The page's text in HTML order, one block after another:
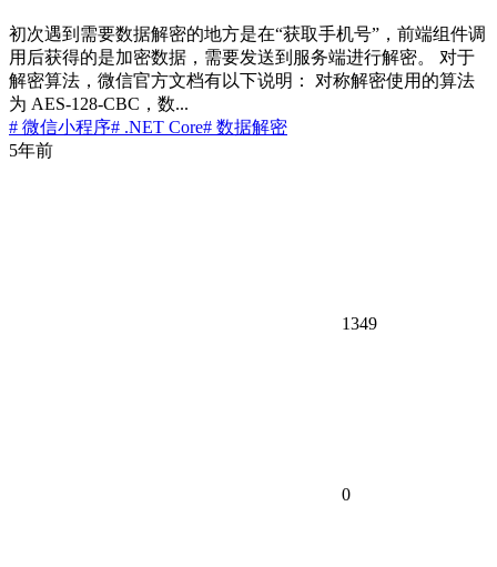
初次遇到需要数据解密的地方是在“获取手机号”，前端组件调
用后获得的是加密数据，需要发送到服务端进行解密。 对于
解密算法，微信官方文档有以下说明： 对称解密使用的算法
为 AES-128-CBC，数...
# 微信小程序# .NET Core# 数据解密
5年前
1349
0